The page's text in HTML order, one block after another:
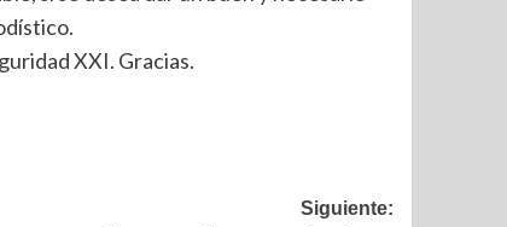
XXI. Gracias.
Siguiente: